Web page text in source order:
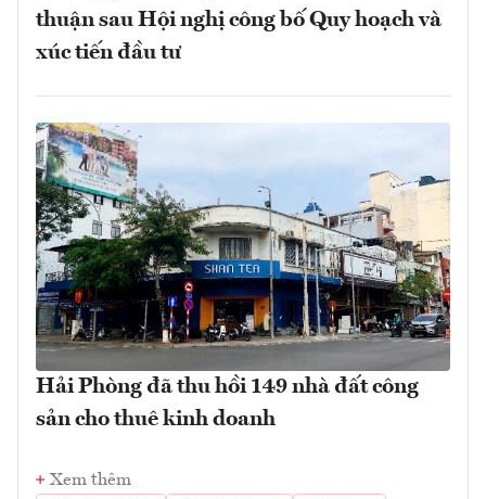
thuận sau Hội nghị công bố Quy hoạch và
xúc tiến đầu tư
Hải Phòng đã thu hồi 149 nhà đất công
sản cho thuê kinh doanh
Xem thêm